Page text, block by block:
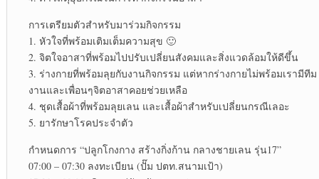
การเตรียมตัวสำหรับมาร่วมกิจกรรม
1. หัวใจที่พร้อมเติมเต็มความสุข 🙂
2. จิตใจอาสาที่พร้อมไปปรับเปลี่ยนสังคมและสิ่งแวดล้อมให้ดีขึ้น
3. ร่างกายที่พร้อมลุยกับงานกิจกรรม แต่หากร่างกายไม่พร้อมเรามีทีม
งานและเพื่อนๆจิตอาสาคอยช่วยเหลือ
4. ชุดเสื้อผ้าที่พร้อมลุยเลน และเสื้อผ้าสำหรับเปลี่ยนกรณีเลอะ
5. ยารักษาโรคประจำตัว
กำหนดการ “ปลูกโกงกาง สร้างกิ่งก้าน กลางชายเลน รุ่น17”
07:00 – 07:30 ลงทะเบียน (ปั๊ม ปตท.สนามเป้า)